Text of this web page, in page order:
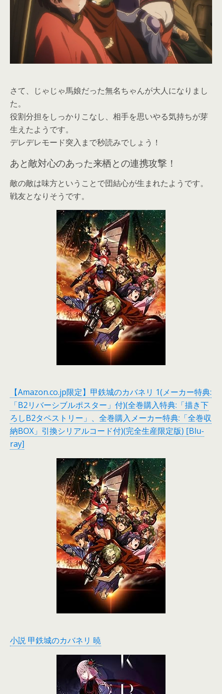
さて、じゃじゃ馬娘だった無名ちゃんが大人になりまし
た。
役割分担をしっかりこなし、相手を思いやる気持ちが芽
生えたようです。
デレデレモード突入まで秒読みでしょう！
あと敵対心のあった来栖との連携攻撃！
敵の敵は味方ということで団結心が生まれたようです。
戦友となりそうです。
【Amazon.co.jp限定】甲鉄城のカバネリ 1(メーカー特典:
「B2リバーシブルポスター」付)(全巻購入特典:「描き下
ろしB2タペストリー」、全巻購入メーカー特典:「全巻収
納BOX」引換シリアルコード付)(完全生産限定版) [Blu-
ray]
小説 甲鉄城のカバネリ 暁